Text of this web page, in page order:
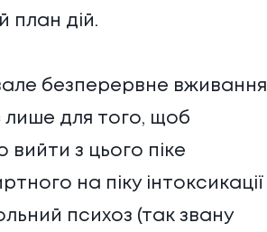
план дій.
безперервне вживання
лише для того, щоб
з цього піке
на піку інтоксикації
психоз (так звану